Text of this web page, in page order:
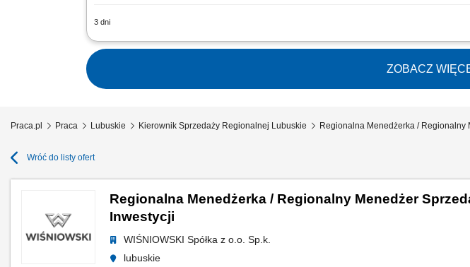
3 dni
Nadzór nad realizacją zadań w podległym regionie (woj. mazowieckie)
ZOBACZ
Praca.pl Praca Lubuskie Kierownik Sprzedaży Regionalnej Lubuskie Regionalna Menedżerka / Regionalny
Wróć do listy ofert
Regionalna Menedżerka / Regionalny Menedżer
Inwestycji
WIŚNIOWSKI Spółka z o.o. Sp.k.
lubuskie